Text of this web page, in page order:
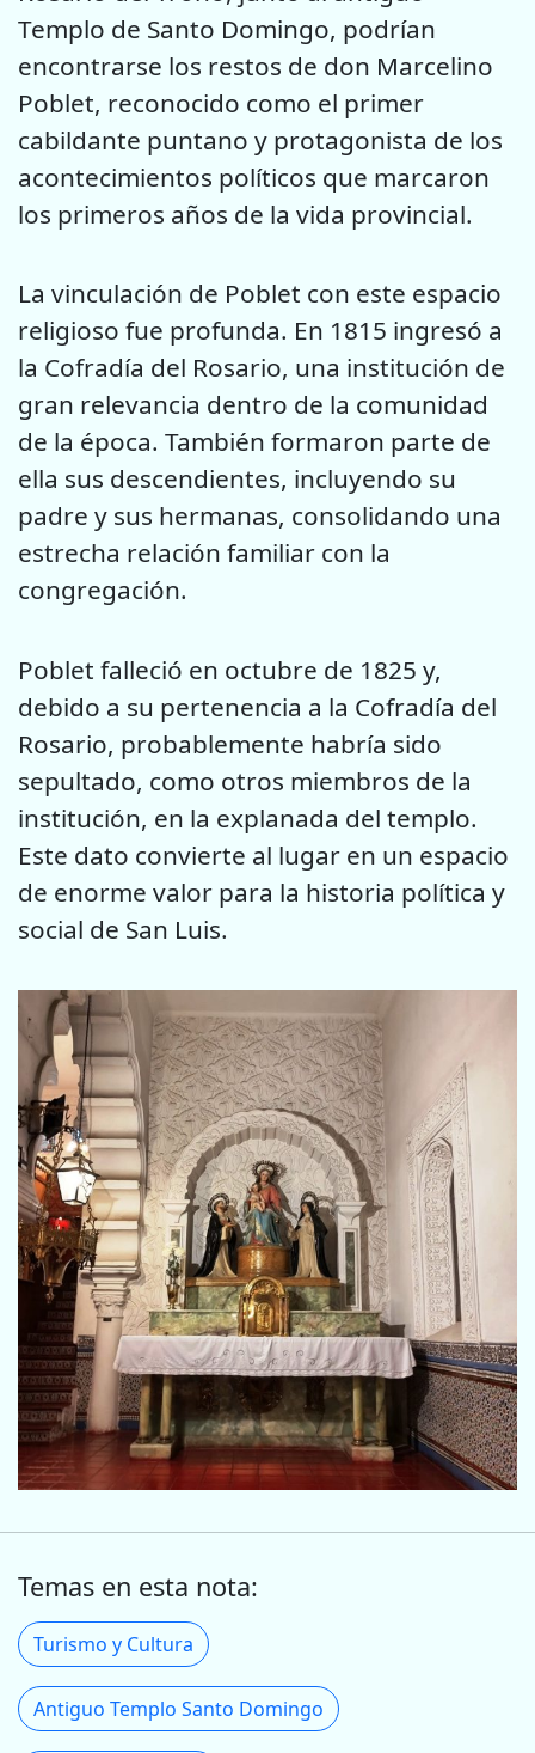
Templo de Santo Domingo, podrían
encontrarse los restos de don Marcelino
Poblet, reconocido como el primer
cabildante puntano y protagonista de los
acontecimientos políticos que marcaron
los primeros años de la vida provincial.
La vinculación de Poblet con este espacio
religioso fue profunda. En 1815 ingresó a
la Cofradía del Rosario, una institución de
gran relevancia dentro de la comunidad
de la época. También formaron parte de
ella sus descendientes, incluyendo su
padre y sus hermanas, consolidando una
estrecha relación familiar con la
congregación.
Poblet falleció en octubre de 1825 y,
debido a su pertenencia a la Cofradía del
Rosario, probablemente habría sido
sepultado, como otros miembros de la
institución, en la explanada del templo.
Este dato convierte al lugar en un espacio
de enorme valor para la historia política y
social de San Luis.
Temas en esta nota:
Turismo y Cultura
Antiguo Templo Santo Domingo